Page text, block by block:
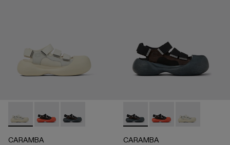
CARAMBA - A500053-004 - WHITE
CARAMBA - A500053-005 - BLACK
CARAMBA - A500053-001 - BLACK
CARAMBA
CARAMBA - A500053-001
CARAMBA -CARAMBA -
CARAMBA